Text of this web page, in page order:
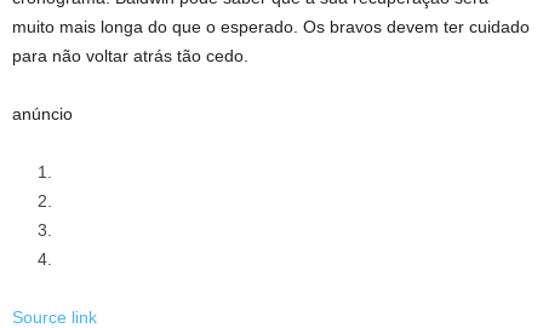
muito mais longa do que o esperado. Os bravos devem ter cuidado
para não voltar atrás tão cedo.
anúncio
Source link